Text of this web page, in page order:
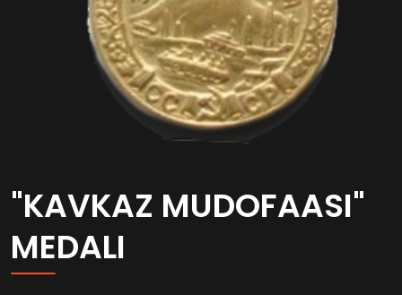
"KAVKAZ MUDOFAASI"
MEDALI